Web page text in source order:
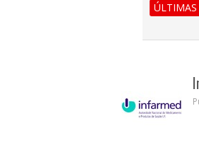
ÚLTIMAS